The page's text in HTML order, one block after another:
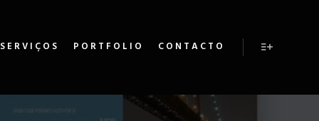
SERVIÇOS PORTFOLIO CONTACTO